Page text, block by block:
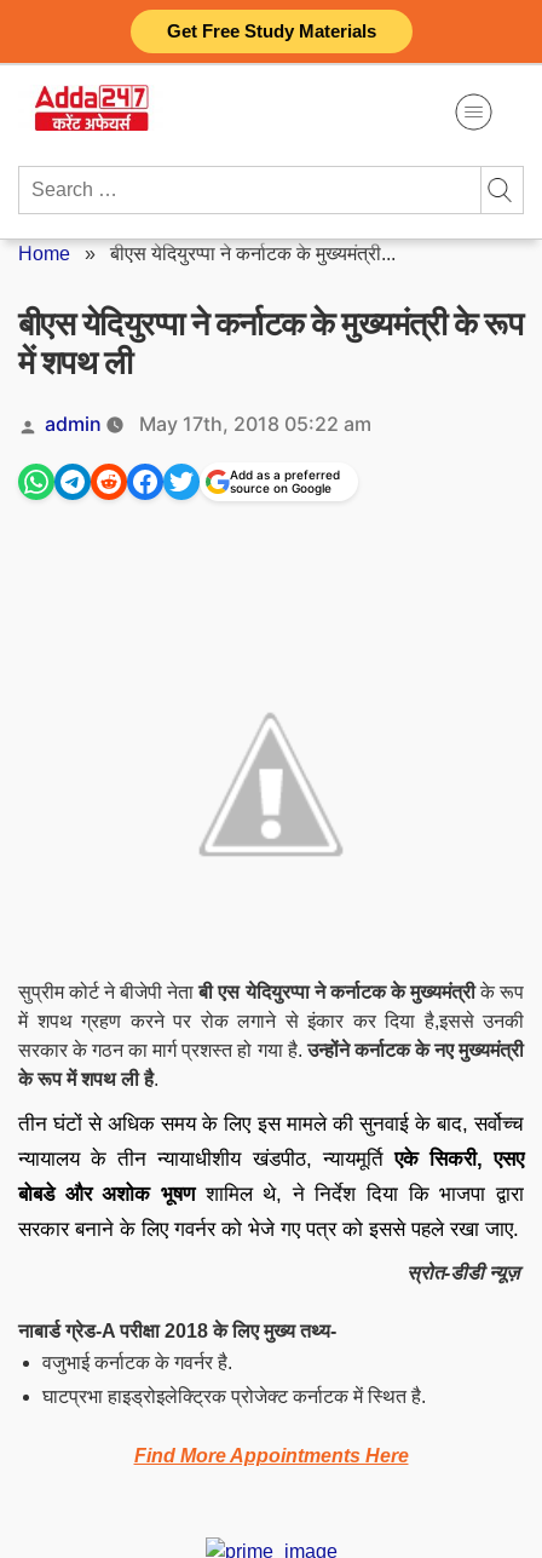
Get Free Study Materials
content
Search
Home »बीएस येदियुरप्पा ने कर्नाटक के मुख्यमंत्री...
बीएस येदियुरप्पा ने कर्नाटक के मुख्यमंत्री के रूप
में शपथ ली
Posted
by
admin May 17th, 2018 05:22 am
Add as a preferred
source on Google
सुप्रीम कोर्ट ने बीजेपी नेताबी एस येदियुरप्पा ने कर्नाटक के मुख्यमंत्रीके रूप
में शपथ ग्रहण करने पर रोक लगाने से इंकार कर दिया है,इससे उनकी
सरकार के गठन का मार्ग प्रशस्त हो गया है. उन्होंने कर्नाटक के नए मुख्यमंत्री
के रूप में शपथ ली है.
तीन घंटों से अधिक समय के लिए इस मामले की सुनवाई के बाद, सर्वोच्च
न्यायालय के तीन न्यायाधीशीय खंडपीठ, न्यायमूर्तिएके सिकरी, एसए
बोबडे और अशोक भूषणशामिल थे, ने निर्देश दिया कि भाजपा द्वारा
सरकार बनाने के लिए गवर्नर को भेजे गए पत्र को इससे पहले रखा जाए.
स्रोत-डीडी न्यूज़
नाबार्ड ग्रेड-A परीक्षा 2018 के लिए मुख्य तथ्य-
वजुभाई कर्नाटक के गवर्नर है.
घाटप्रभा हाइड्रोइलेक्ट्रिक प्रोजेक्ट कर्नाटक में स्थित है.
Find More Appointments Here